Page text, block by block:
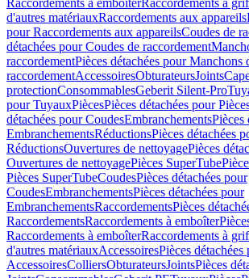
Raccordements à emboîterRaccordements à
d'autres matériauxRaccordements aux appareils
pour Raccordements aux appareilsCoudes de
détachées pour Coudes de raccordement
raccordementPièces détachées pour Manchons
raccordementAccessoiresObturateursJoints
protectionConsommablesGeberit Silent-Pro
pour TuyauxPiècesPièces détachées pour
détachées pour CoudesEmbranchementsPièces
EmbranchementsRéductionsPièces détachées
RéductionsOuvertures de nettoyagePièces
Ouvertures de nettoyagePièces SuperTube
Pièces SuperTubeCoudesPièces détachées pour
CoudesEmbranchementsPièces détachées pour
EmbranchementsRaccordementsPièces
RaccordementsRaccordements à emboîter
Raccordements à emboîterRaccordements à
d'autres matériauxAccessoiresPièces détachées
AccessoiresColliersObturateursJointsPièces